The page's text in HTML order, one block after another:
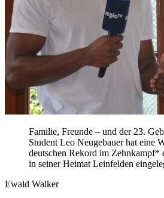
Familie, Freunde – und der 23.
Student Leo Neugebauer hat eine
deutschen Rekord im Zehnkampf*
in seiner Heimat Leinfelden
Ewald Walker